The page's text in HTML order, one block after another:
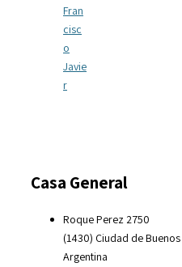
Fran
cisc
o
Javie
r
Casa General
Roque Perez 2750
(1430) Ciudad de
Argentina